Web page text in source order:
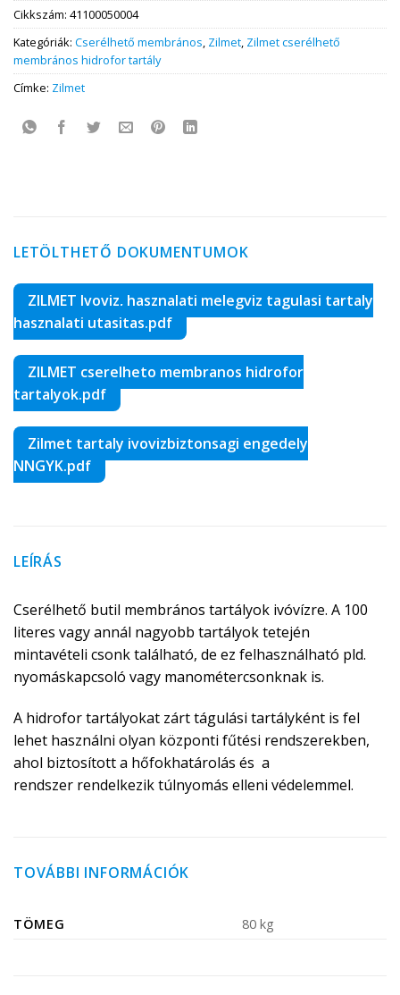
Cikkszám: 41100050004
Kategóriák: Cserélhető membrános, Zilmet, Zilmet cserélhető
membrános hidrofor tartály
Címke: Zilmet
LETÖLTHETŐ DOKUMENTUMOK
ZILMET Ivoviz, hasznalati melegviz tagulasi tartaly
hasznalati utasitas.pdf
ZILMET cserelheto membranos hidrofor
tartalyok.pdf
Zilmet tartaly ivovizbiztonsagi engedely
NNGYK.pdf
LEÍRÁS
Cserélhető butil membrános tartályok ivóvízre. A 100
literes vagy annál nagyobb tartályok tetején
mintavételi csonk található, de ez felhasználható pld.
nyomáskapcsoló vagy manométercsonknak is.
A hidrofor tartályokat zárt tágulási tartályként is fel
lehet használni olyan központi fűtési rendszerekben,
ahol biztosított a hőfokhatárolás és a
rendszer rendelkezik túlnyomás elleni védelemmel.
TOVÁBBI INFORMÁCIÓK
TÖMEG 80 kg